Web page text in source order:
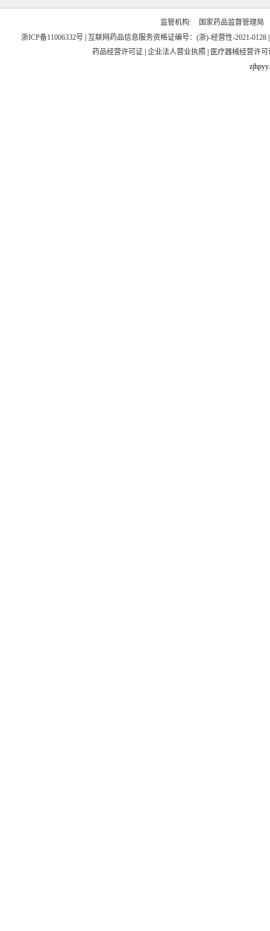
监管机构:
国家药品监督管理局
浙ICP备11006332号
互联网药品信息服务资格证编号：(浙)-经营性-2021-0128
药品经营许可证
企业法人营业执照
医疗器械经营许可